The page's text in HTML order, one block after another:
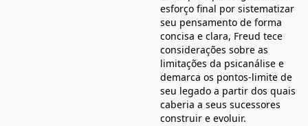
esforço final por sistematizar
seu pensamento de forma
concisa e clara, Freud tece
considerações sobre as
limitações da psicanálise e
demarca os pontos-limite de
seu legado a partir dos quais
caberia a seus sucessores
construir e evoluir.